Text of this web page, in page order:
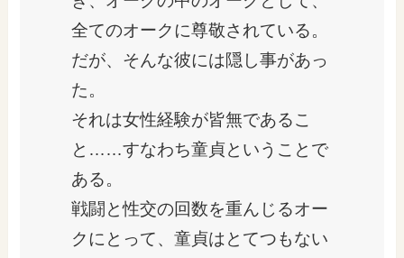
全てのオークに尊敬されている。
だが、そんな彼には隠し事があっ
た。
それは女性経験が皆無であるこ
と……すなわち童貞ということで
ある。
戦闘と性交の回数を重んじるオー
クにとって、童貞はとてつもない